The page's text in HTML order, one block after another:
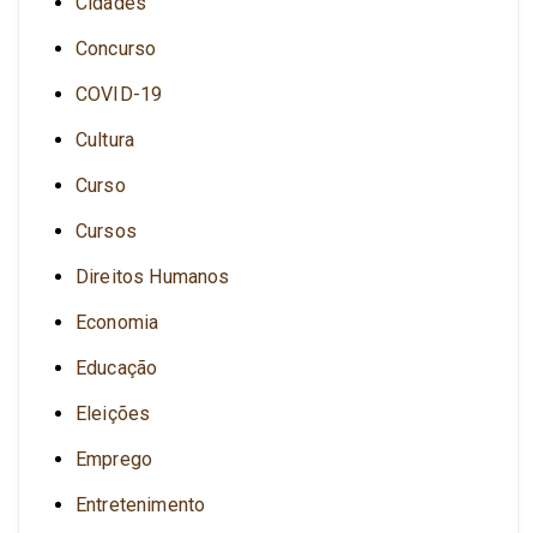
Concurso
COVID-19
Cultura
Curso
Cursos
Direitos Humanos
Economia
Educação
Eleições
Emprego
Entretenimento